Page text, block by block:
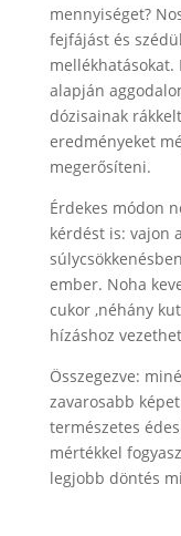
mennyiséget?
fejfájást és
alapján
dózisainak
eredményeket
megerősíteni.
Érdekes módon
kérdést is: vajon
ember. Noha
cukor ,néhány
hízáshoz
Összegezve:
zavarosabb
természetes
mértékkel
legjobb döntés